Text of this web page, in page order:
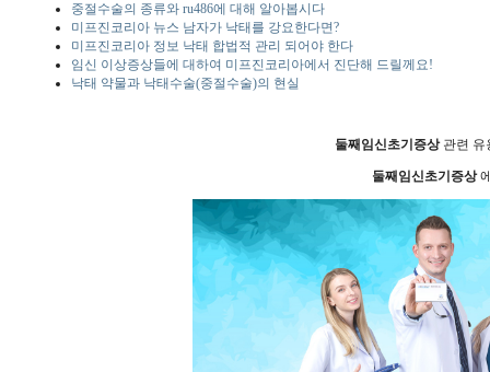
중절수술의 종류와 ru486에 대해 알아봅시다
미프진코리아 뉴스 남자가 낙태를 강요한다면?
미프진코리아 정보 낙태 합법적 관리 되어야 한다
임신 이상증상들에 대하여 미프진코리아에서 진단해 드릴께요!
낙태 약물과 낙태수술(중절수술)의 현실
둘째임신초기증상관련 유
둘째임신초기증상